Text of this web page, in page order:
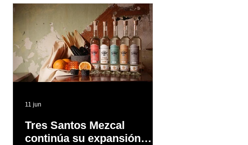
Tres Santos Mezcal
continúa su expansión
11 jun